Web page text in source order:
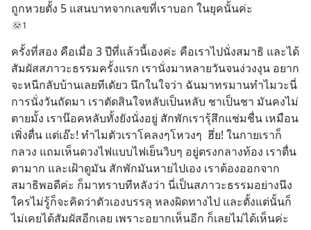
ถูกหวยตั้ง 5 แสนบาทจากเลขที่เราบอก ในยุคนั้นค่ะ
1
ครั้งที่สอง คือเมื่อ 3 ปีที่แล้วนี้เองค่ะ คือเราไปนั่งสมาธิ และได้
สัมผัสสภาวะธรรมครั้งแรก เรานั่งมาหลายวันจนง่วงงุน อยาก
จะหนีกลับบ้านเลยทีเดัยว นึกในใจว่า ฉันมาทรมานทำไมวะนี่
การนั่งวันถัดมา เราตัดสินใจหลับเป็นหลับ ชาเป็นชา มันคงไม่
ตายมั้ง เราน๊อคหลับทั้งยังนั่งอยู่ สักพักเรารุ้สึกแช่มชื่น เหมือน
เพิ่งตื่น แต่เอ๊ะ! ทำไมตัวเราโคลงๆโหวงๆ  ฮึ่ย! ในกายเราก็
กลวง แถมเห็นดวงไฟแบบไฟเย็นวิบๆ อยู่ตรงกลางท้อง เราตื่น
ตามาก และเฝ้าดูมัน สักพักมันหายไปเอง เราต้องออกจาก
สมาธิพอดีค่ะ ก็มาทราบทีหลังว่า นี่เป็นสภาวะธรรมอย่างนึง
ใครไม่รู้ก็จะคิดว่าตัวเองบรรลุ หลงผิดทางไป และตั้งแต่นั้นก็
ไม่เคยได้สัมผัสอีกเลย เพราะอยากเห็นอีก ก็เลยไม่ได้เห็นค่ะ